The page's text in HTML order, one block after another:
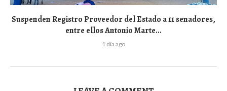
Suspenden Registro Proveedor del Estado a 11 senadores,
entre ellos Antonio Marte...
1 día ago